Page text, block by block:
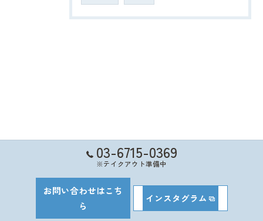
03-6715-0369
※テイクアウト準備中
お問い合わせはこち
ら
インスタグラム